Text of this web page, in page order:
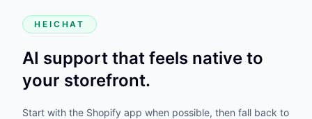
HEICHAT
AI support that feels native to
your storefront.
Start with the Shopify app when possible, then fall back to